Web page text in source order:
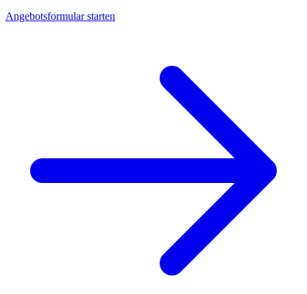
Angebotsformular starten